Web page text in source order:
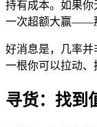
持有成本。如果
一次超额大赢——
好消息是，几率
一根你可以拉动、
寻货：找到